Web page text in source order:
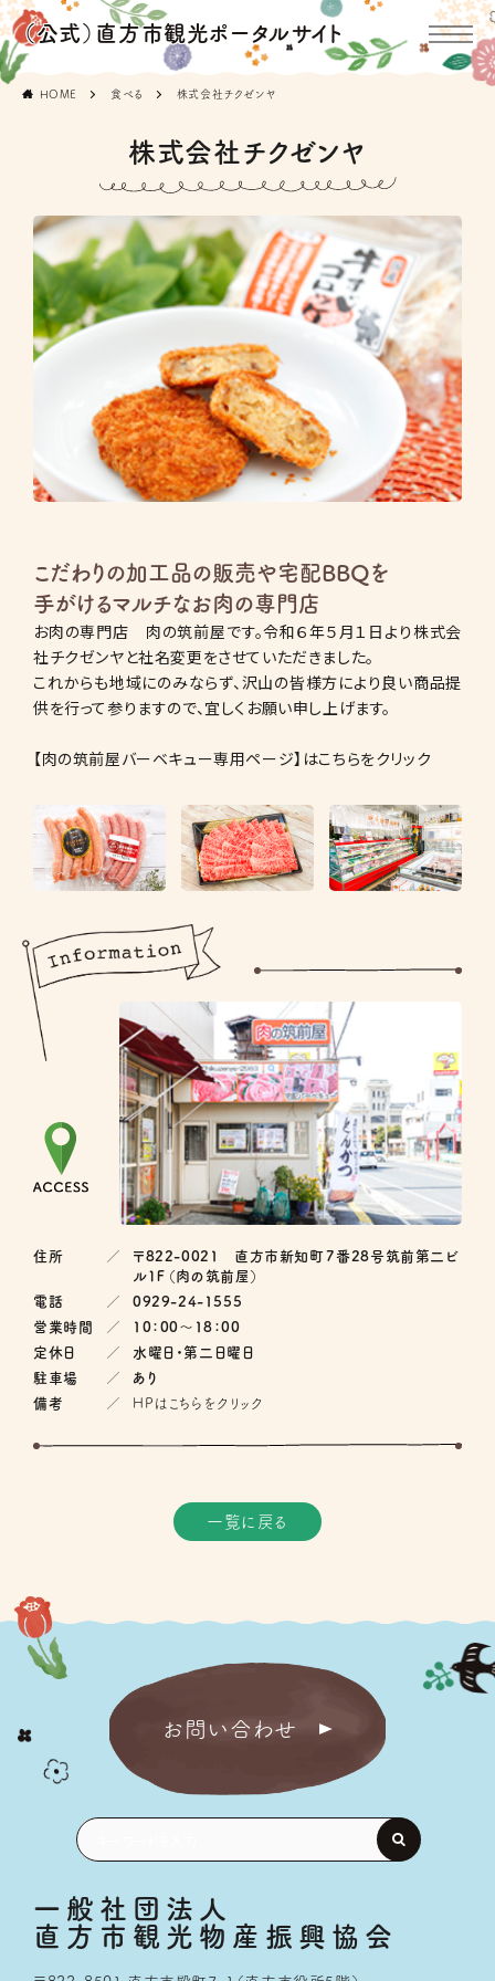
（公式）直方市観光ポータルサイト
HOME 食べる 株式会社チクゼンヤ
株式会社チクゼンヤ
こだわりの加工品の販売や宅配BBQを
手がけるマルチなお肉の専門店
お肉の専門店 肉の筑前屋です。令和６年５月１日より株式会
社チクゼンヤと社名変更をさせていただきました。
これからも地域にのみならず、沢山の皆様方により良い商品提
供を行って参りますので、宜しくお願い申し上げます。
【肉の筑前屋バーベキュー専用ページ】はこちらをクリック
住所
〒822-0021 直方市新知町７番28号筑前第二ビ
ル１Ｆ（肉の筑前屋）
電話
0929-24-1555
営業時間
10：00〜18：00
定休日
水曜日・第二日曜日
駐車場
あり
備考
HPはこちらをクリック
一覧に戻る
一般社団法人
直方市観光物産振興協会
お問い合わせ